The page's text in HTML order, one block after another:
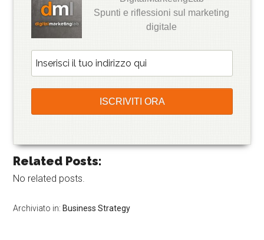
Spunti e riflessioni sul marketing
digitale
Related Posts:
No related posts.
Archiviato in: Business Strategy